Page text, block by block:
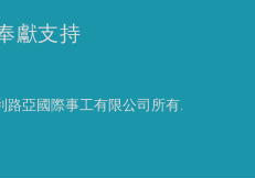
獻支持
路亞國際事工有限公司所有.